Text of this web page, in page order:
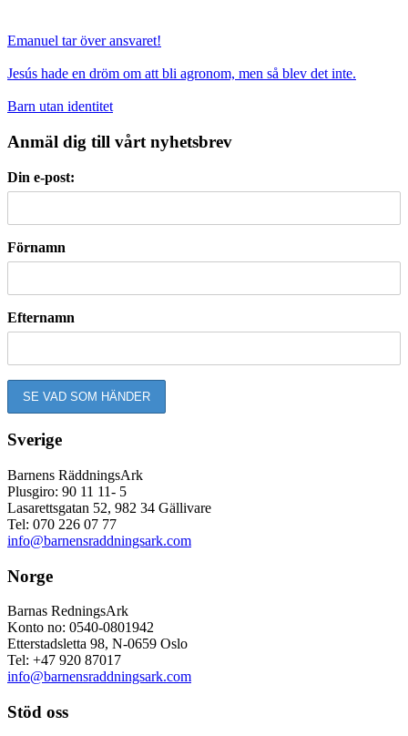
Emanuel tar över ansvaret!
Jesús hade en dröm om att bli agronom, men så blev det inte.
Barn utan identitet
Anmäl dig till vårt nyhetsbrev
Din e-post:
Förnamn
Efternamn
Sverige
Barnens RäddningsArk
Plusgiro: 90 11 11- 5
Lasarettsgatan 52, 982 34 Gällivare
Tel: 070 226 07 77
info@barnensraddningsark.com
Norge
Barnas RedningsArk
Konto no: 0540-0801942
Etterstadsletta 98, N-0659 Oslo
Tel: +47 920 87017
info@barnensraddningsark.com
Stöd oss